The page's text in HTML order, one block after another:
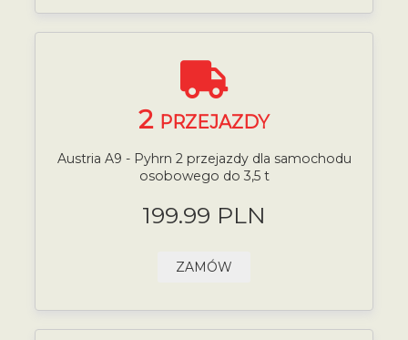
2 PRZEJAZDY
Austria A9 - Pyhrn 2 przejazdy dla samochodu
osobowego do 3,5 t
199.99 PLN
ZAMÓW